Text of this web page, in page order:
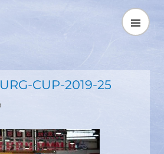
MENÜ
CUP-2019-25